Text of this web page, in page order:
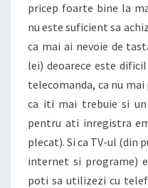
pricep foarte bine la
nu este suficient sa
ca mai ai nevoie de
lei) deoarece este
telecomanda, ca nu
ca iti mai trebuie si
pentru ati inregistra
plecat). Si ca TV-ul (din
internet si programe)
poti sa utilizezi cu